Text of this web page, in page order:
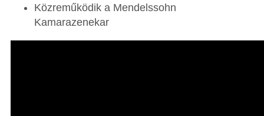
Közreműködik a Mendelssohn
Kamarazenekar